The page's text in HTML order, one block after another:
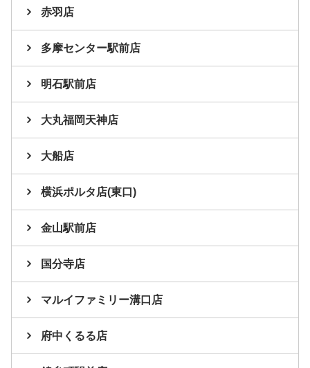
赤羽店
多摩センター駅前店
明石駅前店
大丸福岡天神店
大船店
横浜ポルタ店(東口)
金山駅前店
国分寺店
マルイファミリー溝口店
府中くるる店